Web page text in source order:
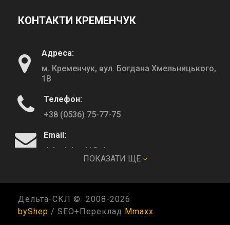
КОНТАКТИ КРЕМЕНЧУК
Адреса:
м. Кременчук, вул. Богдана Хмельницького,
1В
Телефон:
+38 (0536) 75-77-75
Email:
deltadeltaskl@ukr.net
КОНТАКТИ ПОЛТАВА
Адреса:
ПОКАЗАТИ ЩЕ
Дельта-СКЛ © 2008-2026
byShep / SEO+Переклад Mmaxx